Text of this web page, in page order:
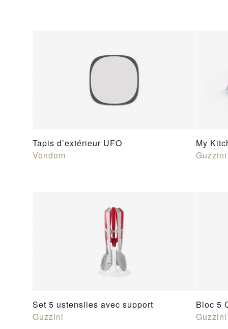
Tapis d’extérieur UFO
Vondom
My
Guzzini
Set 5 ustensiles avec support
Guzzini
Bloc 5
Guzzini